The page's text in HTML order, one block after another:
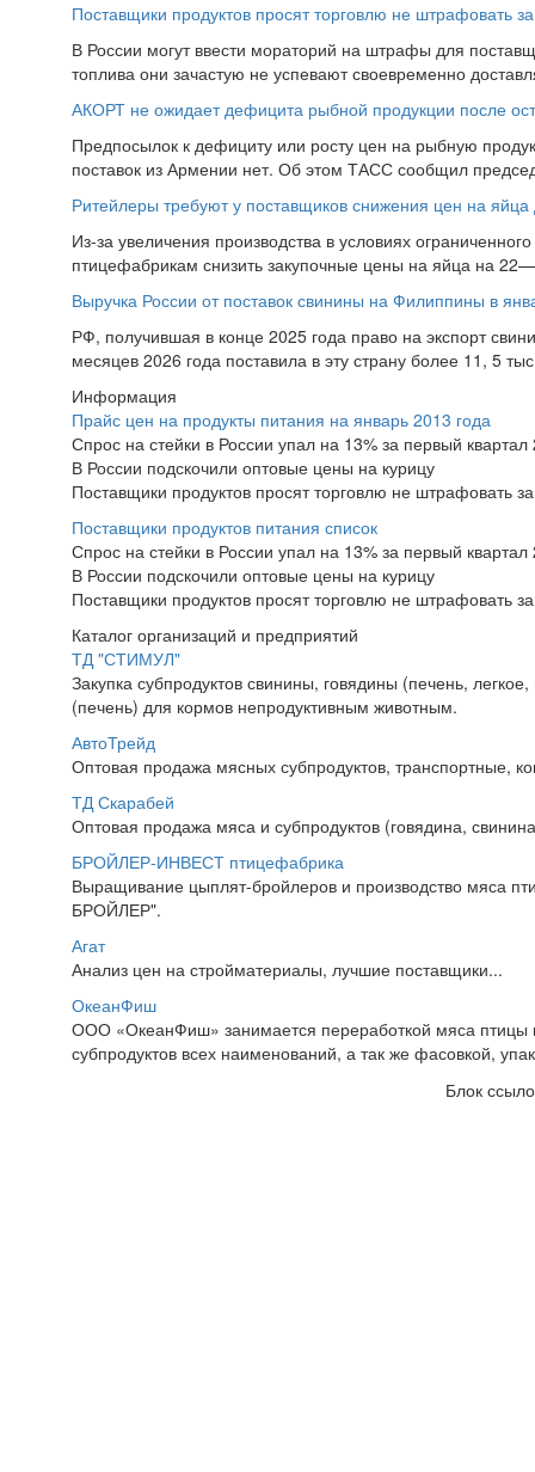
Поставщики продуктов просят торговлю не штрафовать
В России могут ввести мораторий на штрафы для
топлива они зачастую не успевают своевременно
АКОРТ не ожидает дефицита рыбной продукции после
Предпосылок к дефициту или росту цен на рыбную
поставок из Армении нет. Об этом ТАСС сообщил
Ритейлеры требуют у поставщиков снижения цен на яйца
Из-за увеличения производства в условиях
птицефабрикам снизить закупочные цены на яйца на
Выручка России от поставок свинины на Филиппины в
РФ, получившая в конце 2025 года право на экспорт
месяцев 2026 года поставила в эту страну более 11, 5
Информация
Прайс цен на продукты питания на январь 2013 года
Спрос на стейки в России упал на 13% за первый квартал
В России подскочили оптовые цены на курицу
Поставщики продуктов просят торговлю не штрафовать
Поставщики продуктов питания список
Спрос на стейки в России упал на 13% за первый квартал
В России подскочили оптовые цены на курицу
Поставщики продуктов просят торговлю не штрафовать
Каталог организаций и предприятий
ТД "СТИМУЛ"
Закупка субпродуктов свинины, говядины (печень,
(печень) для кормов непродуктивным животным.
АвтоТрейд
Оптовая продажа мясных субпродуктов, транспортные,
ТД Скарабей
Оптовая продажа мяса и субпродуктов (говядина,
БРОЙЛЕР-ИНВЕСТ птицефабрика
Выращивание цыплят-бройлеров и производство мяса
БРОЙЛЕР".
Агат
Анализ цен на стройматериалы, лучшие поставщики...
ОкеанФиш
ООО «ОкеанФиш» занимается переработкой мяса птицы
субпродуктов всех наименований, а так же фасовкой,
Блок